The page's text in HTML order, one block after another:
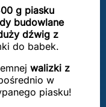
g piasku
budowlane
dźwig z
do babek.
walizki z
w
piasku!